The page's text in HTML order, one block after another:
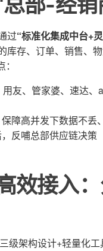
过“标准化集成中台+
存、订单、销售、
友、管家婆、速达
障高并发下数据不丢
反哺总部供应链决
效接入
级架构设计+轻量化